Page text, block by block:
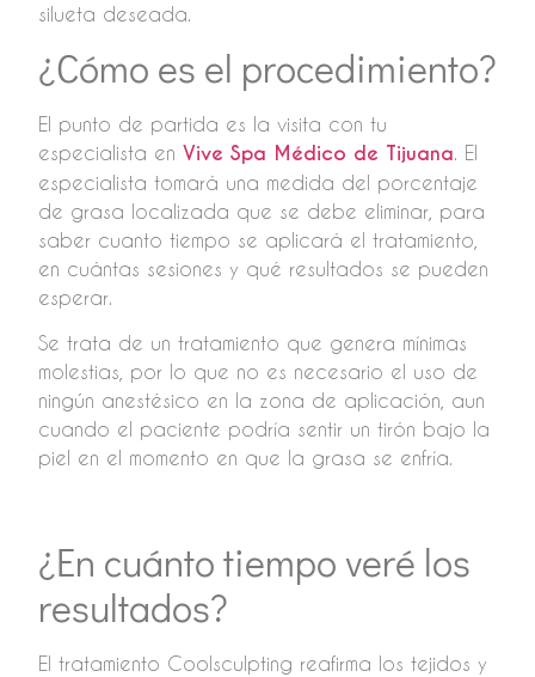
silueta deseada.
¿Cómo es el procedimiento?
El punto de partida es la visita con tu
especialista en Vive Spa Médico de Tijuana. El
especialista tomará una medida del porcentaje
de grasa localizada que se debe eliminar, para
saber cuanto tiempo se aplicará el tratamiento,
en cuántas sesiones y qué resultados se pueden
esperar.
Se trata de un tratamiento que genera mínimas
molestias, por lo que no es necesario el uso de
ningún anestésico en la zona de aplicación, aun
cuando el paciente podría sentir un tirón bajo la
piel en el momento en que la grasa se enfría.
¿En cuánto tiempo veré los
resultados?
El tratamiento Coolsculpting reafirma los tejidos y